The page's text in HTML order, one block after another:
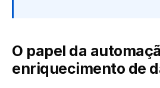
O papel da
enriquecimento de